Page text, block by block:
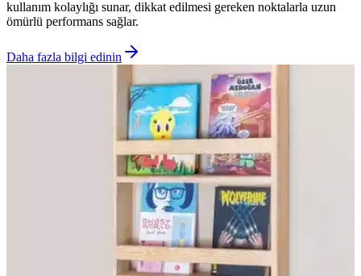
kullanım kolaylığı sunar, dikkat edilmesi gereken noktalarla uzun
ömürlü performans sağlar.
Daha fazla bilgi edinin